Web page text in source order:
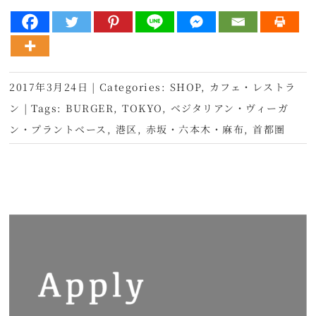
2017年3月24日 | Categories: SHOP, カフェ・レストラ
ン | Tags: BURGER ,TOKYO , ベジタリアン・ヴィーガ
ン・プラントベース , 港区 , 赤坂・六本木・麻布 , 首都圏